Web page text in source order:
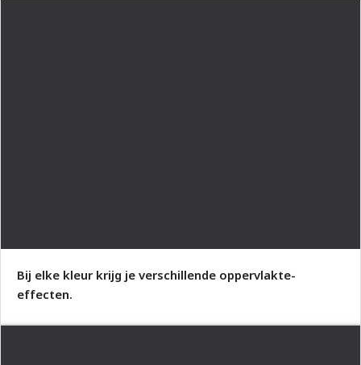
Bij elke kleur krijg je verschillende oppervlakte-
effecten.